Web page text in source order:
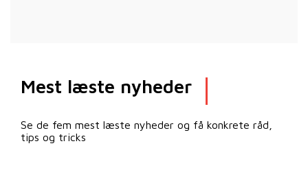
Mest læste nyheder
Se de fem mest læste nyheder og få konkrete råd,
tips og tricks